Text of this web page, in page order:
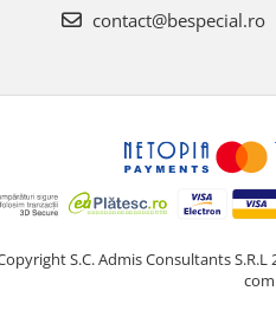
contact@bespecial.ro
S.C. Admis Consultants S.R.L